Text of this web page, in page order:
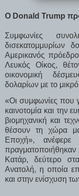
Ο Donald Trump
Συμφωνίες
δισεκατομμυρίων
Αμερικανός
Λευκός Οίκος,
οικονομική
δολαρίων με το
«Οι συμφωνίες που
καινοτομία και την
βιομηχανική και
θέσουν τη χώρα
Εποχή», ανέφερε
Κατάρ, δεύτερο
Ανατολή, η οποία
και στην ενίσχυση